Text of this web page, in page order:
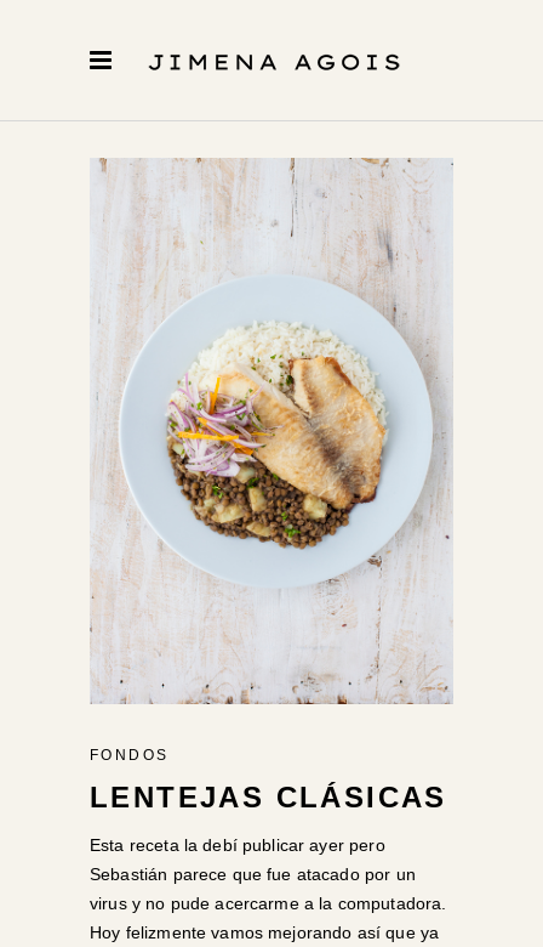
FONDOS
LENTEJAS CLÁSICAS
Esta receta la debí publicar ayer pero
Sebastián parece que fue atacado por un
virus y no pude acercarme a la computadora.
Hoy felizmente vamos mejorando así que ya